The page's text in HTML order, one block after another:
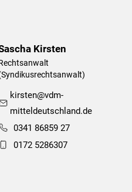
Kirsten
kirsten@vdm-
mitteldeutschland.de
0341 86859 27
0172 5286307